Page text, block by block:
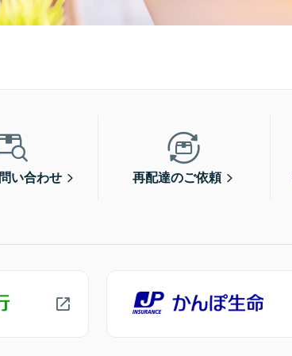
い合わせ 再配達のご依頼